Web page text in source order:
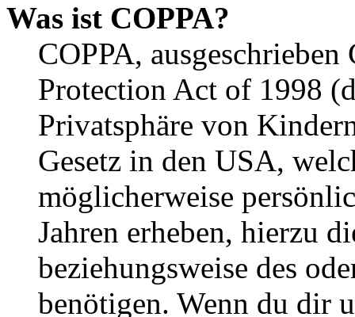
Was ist COPPA?
COPPA,
Protection Act of 1998
Privatsphäre von
Gesetz in den USA,
möglicherweise
Jahren erheben, hierzu
beziehungsweise des
benötigen. Wenn du dir